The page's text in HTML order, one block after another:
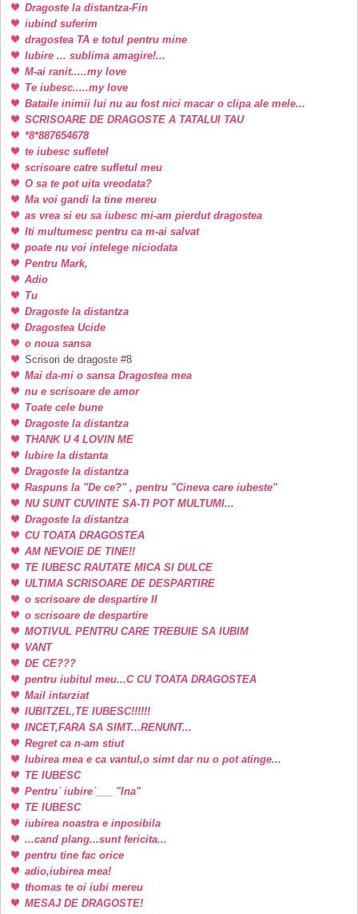
Dragoste la distantza-Fin
iubind suferim
dragostea TA e totul pentru mine
Iubire ... sublima amagire!...
M-ai ranit.....my love
Te iubesc.....my love
Bataile inimii lui nu au fost nici macar o clipa ale mele...
SCRISOARE DE DRAGOSTE A TATALUI TAU
*8*887654678
te iubesc sufletel
scrisoare catre sufletul meu
O sa te pot uita vreodata?
Ma voi gandi la tine mereu
as vrea si eu sa iubesc mi-am pierdut dragostea
Iti multumesc pentru ca m-ai salvat
poate nu voi intelege niciodata
Pentru Mark,
Adio
Tu
Dragoste la distantza
Dragostea Ucide
o noua sansa
Scrisori de dragoste #8
Mai da-mi o sansa Dragostea mea
nu e scrisoare de amor
Toate cele bune
Dragoste la distantza
THANK U 4 LOVIN ME
Iubire la distanta
Dragoste la distantza
Raspuns la "De ce?" , pentru "Cineva care iubeste"
NU SUNT CUVINTE SA-TI POT MULTUMI...
Dragoste la distantza
CU TOATA DRAGOSTEA
AM NEVOIE DE TINE!!
TE IUBESC RAUTATE MICA SI DULCE
ULTIMA SCRISOARE DE DESPARTIRE
o scrisoare de despartire II
o scrisoare de despartire
MOTIVUL PENTRU CARE TREBUIE SA IUBIM
VANT
DE CE???
pentru iubitul meu...C CU TOATA DRAGOSTEA
Mail intarziat
IUBITZEL,TE IUBESC!!!!!!
INCET,FARA SA SIMT...RENUNT...
Regret ca n-am stiut
Iubirea mea e ca vantul,o simt dar nu o pot atinge...
TE IUBESC
Pentru` iubire`___ "Ina"
TE IUBESC
iubirea noastra e inposibila
...cand plang...sunt fericita...
pentru tine fac orice
adio,iubirea mea!
thomas te oi iubi mereu
MESAJ DE DRAGOSTE!